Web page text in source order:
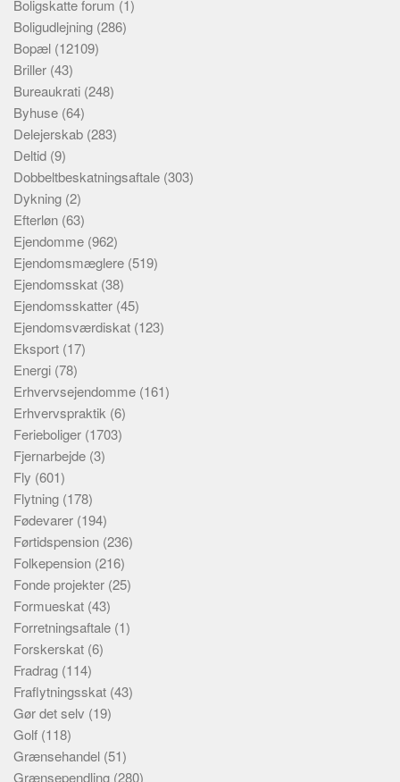
Boligskatte forum (1)
Boligudlejning (286)
Bopæl (12109)
Briller (43)
Bureaukrati (248)
Byhuse (64)
Delejerskab (283)
Deltid (9)
Dobbeltbeskatningsaftale (303)
Dykning (2)
Efterløn (63)
Ejendomme (962)
Ejendomsmæglere (519)
Ejendomsskat (38)
Ejendomsskatter (45)
Ejendomsværdiskat (123)
Eksport (17)
Energi (78)
Erhvervsejendomme (161)
Erhvervspraktik (6)
Ferieboliger (1703)
Fjernarbejde (3)
Fly (601)
Flytning (178)
Fødevarer (194)
Førtidspension (236)
Folkepension (216)
Fonde projekter (25)
Formueskat (43)
Forretningsaftale (1)
Forskerskat (6)
Fradrag (114)
Fraflytningsskat (43)
Gør det selv (19)
Golf (118)
Grænsehandel (51)
Grænsependling (280)